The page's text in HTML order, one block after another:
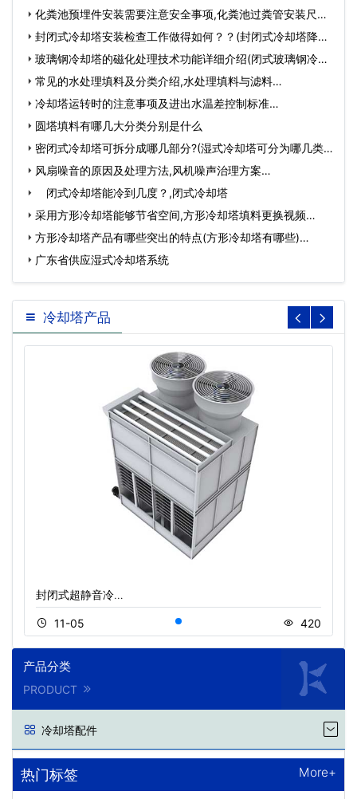
化粪池预埋件安装需要注意安全事项,化粪池过粪管安装尺
寸…封闭式冷却塔安装检查工作做得如何？？(封闭式冷却塔降温
效果)…
玻璃钢冷却塔的磁化处理技术功能详细介绍(闭式玻璃钢冷却
塔…常见的水处理填料及分类介绍,水处理填料与滤料…
冷却塔运转时的注意事项及进出水温差控制标准…
圆塔填料有哪几大分类分别是什么
密闭式冷却塔可拆分成哪几部分?(湿式冷却塔可分为哪几类)
… 风扇噪音的原因及处理方法,风机噪声治理方案…
闭式冷却塔能冷到几度？,闭式冷却塔
采用方形冷却塔能够节省空间,方形冷却塔填料更换视频…
方形冷却塔产品有哪些突出的特点(方形冷却塔有哪些)…
广东省供应湿式冷却塔系统
冷却塔产品
封闭式超静音冷…
11-05 420
产品分类
PRODUCT
冷却塔配件
热门标签 More+